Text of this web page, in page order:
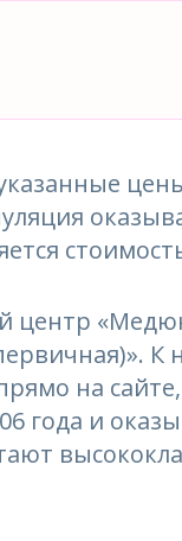
К
на
года и